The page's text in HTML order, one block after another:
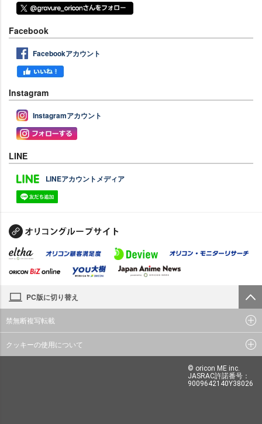
Facebook
Facebookアカウント
Instagram
Instagramアカウント
LINE
LINEアカウントメディア
PC版に切り替え
禁無断複写転載
クッキーの使用について
© oricon ME inc.
JASRAC許諾番号：
9009642140Y38026